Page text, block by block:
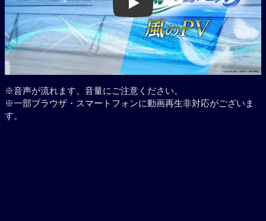
Play
※音声が流れます。音量にご注意ください。
※一部ブラウザ・スマートフォンに動画再生非対応がございま
す。